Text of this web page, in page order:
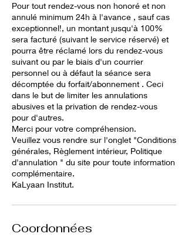
Pour tout rendez-vous non honoré et non
annulé minimum 24h à l'avance , sauf cas
exceptionnel!, un montant jusqu'à 100%
sera facturé (suivant le service réservé) et
pourra être réclamé lors du rendez-vous
suivant ou par le biais d'un courrier
personnel ou à défaut la séance sera
décomptée du forfait/abonnement . Ceci
dans le but de limiter les annulations
abusives et la privation de rendez-vous
pour d'autres.
Merci pour votre compréhension.
Veuillez vous rendre sur l'onglet "Conditions
générales, Règlement intérieur, Politique
d'annulation " du site pour toute information
complémentaire.
KaLyaan Institut.
Coordonnées